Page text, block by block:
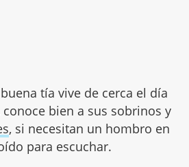
tía vive de cerca el día
bien a sus sobrinos y
, si necesitan un hombro en
para escuchar.